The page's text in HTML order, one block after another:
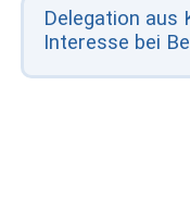
Delegation aus
Interesse bei